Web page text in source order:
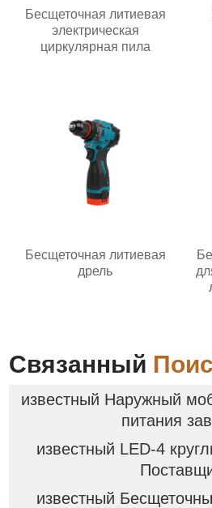
Бесщеточная литиевая
электрическая
циркулярная пила
Бесщеточная литиевая
дрель
Связанный
известный Наружный
питания
известный LED-4
известный